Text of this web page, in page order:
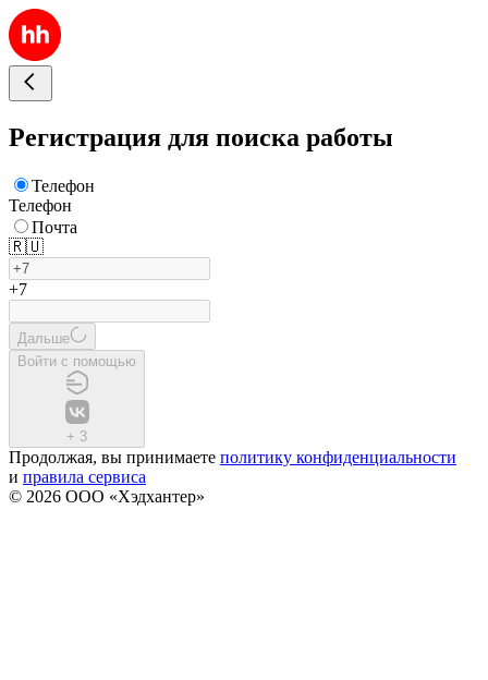
Регистрация для поиска работы
Телефон
Телефон
Почта
🇷🇺
+7
Дальше
Войти с помощью
+ 3
Продолжая, вы принимаете политику конфиденциальности
и правила сервиса
© 2026 ООО «Хэдхантер»